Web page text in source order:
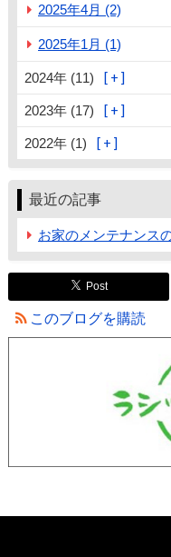
2025年4月 (2)
2025年1月 (1)
2024年 (11)
2023年 (17)
2022年 (1)
最近の記事
お家のメンテナンス
Post
このブログを購読